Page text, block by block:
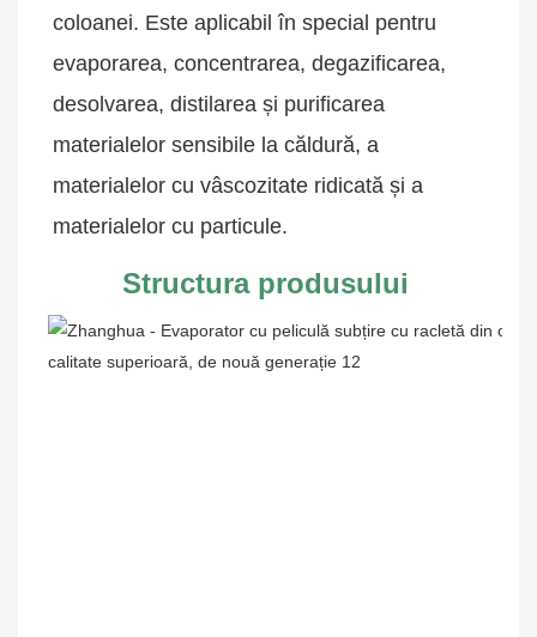
coloanei. Este aplicabil în special pentru
evaporarea, concentrarea, degazificarea,
desolvarea, distilarea și purificarea
materialelor sensibile la căldură, a
materialelor cu vâscozitate ridicată și a
materialelor cu particule.
Structura produsului